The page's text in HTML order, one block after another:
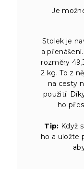
Je
Stolek je
a
rozměry
2 kg. To z
na cesty
použití.
ho
Tip: Když
ho a uložte